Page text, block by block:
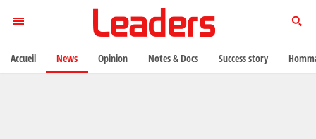
Accueil News Opinion Notes & Docs Success story